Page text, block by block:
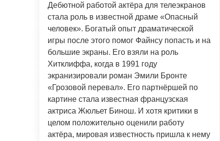
Дебютной работой актёра для телеэкранов
стала роль в известной драме «Опасный
человек». Богатый опыт драматической
игры после этого помог Файнсу попасть и на
большие экраны. Его взяли на роль
Хитклиффа, когда в 1991 году
экранизировали роман Эмили Бронте
«Грозовой перевал». Его партнёршей по
картине стала известная французская
актриса Жюльет Бинош. И хотя критики в
целом положительно оценили работу
актёра, мировая известность пришла к нему